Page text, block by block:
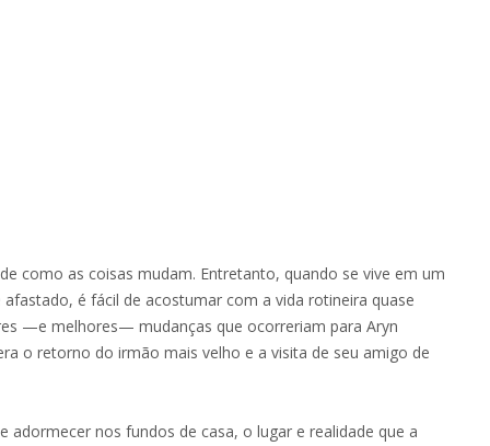
como as coisas mudam. Entretanto, quando se vive em um
é fácil de acostumar com a vida rotineira quase
—e melhores— mudanças que ocorreriam para Aryn
o retorno do irmão mais velho e a visita de seu amigo de
adormecer nos fundos de casa, o lugar e realidade que a